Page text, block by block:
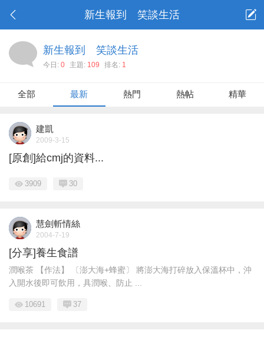
新生報到 笑談生活
新生報到 笑談生活
今日: 0 主題: 109 排名: 1
全部 最新 熱門 熱帖 精華
建凱
2009-3-15
[原創]給cmj的資料...
3909 30
慧劍斬情絲
2004-7-19
[分享]養生食譜
潤喉茶 【作法】 〔澎大海+蜂蜜〕 將澎大海打碎放入保溫杯中，沖
入開水後即可飲用，具潤喉、防止 ...
10691 37